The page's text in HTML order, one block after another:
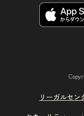
リーガルセン